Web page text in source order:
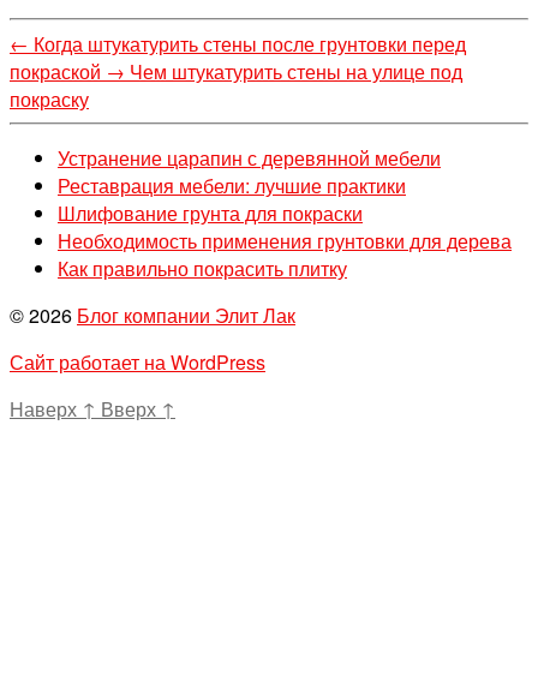
← Когда штукатурить стены после грунтовки перед
покраской → Чем штукатурить стены на улице под
покраску
Устранение царапин с деревянной мебели
Реставрация мебели: лучшие практики
Шлифование грунта для покраски
Необходимость применения грунтовки для дерева
Как правильно покрасить плитку
© 2026 Блог компании Элит Лак
Сайт работает на WordPress
Наверх ↑ Вверх ↑